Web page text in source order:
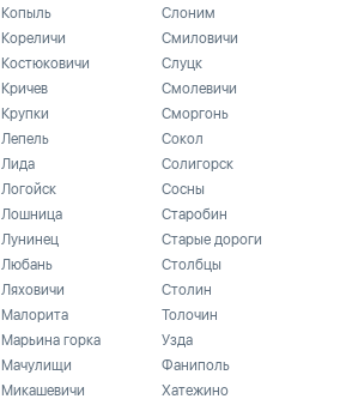
Копыль
Кореличи
Костюковичи
Кричев
Крупки
Лепель
Лида
Логойск
Лошница
Лунинец
Любань
Ляховичи
Малорита
Марьина горка
Мачулищи
Микашевичи
Слоним
Смиловичи
Слуцк
Смолевичи
Сморгонь
Сокол
Солигорск
Сосны
Старобин
Старые дороги
Столбцы
Столин
Толочин
Узда
Фаниполь
Хатежино